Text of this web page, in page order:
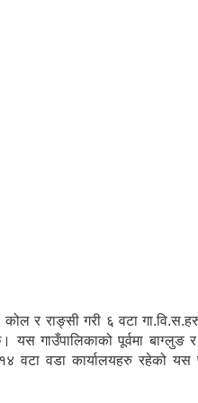
कोल र राङ्सी गरी ६ वटा
गाउँपालिकाको पूर्वमा बाग्लुङ र
वटा वडा कार्यालयहरु रहेको यस